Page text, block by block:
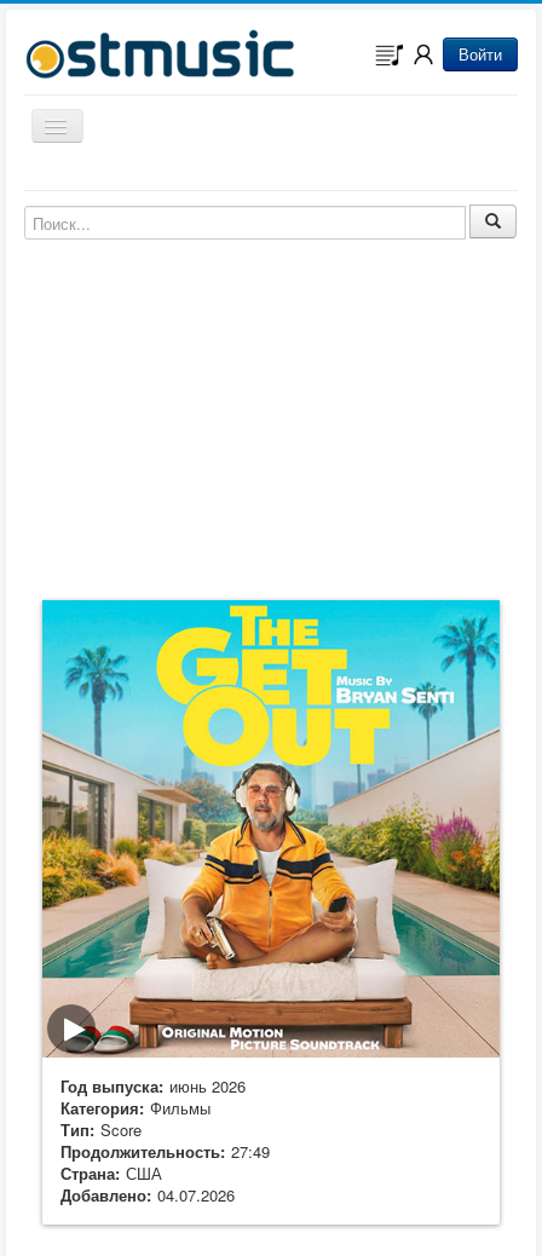
Войти
Включить/выключить навигацию
Музыка из мультфильмов
Музыка из сериалов
Год выпуска: июнь 2026
Категория: Фильмы
Тип: Score
Продолжительность: 27:49
Страна: США
Добавлено: 04.07.2026